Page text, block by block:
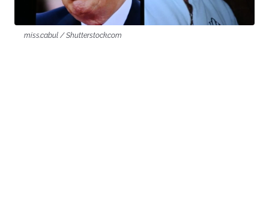
miss.cabul / Shutterstock.com